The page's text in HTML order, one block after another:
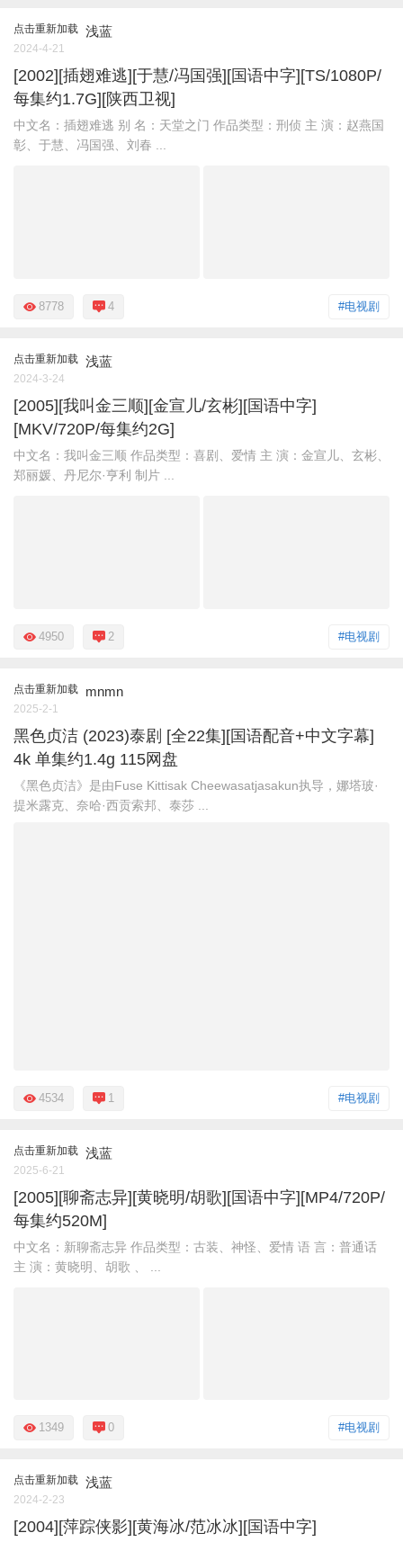
点击重新加载 浅蓝
2024-4-21
[2002][插翅难逃][于慧/冯国强][国语中字][TS/1080P/
每集约1.7G][陕西卫视]
中文名：插翅难逃 别 名：天堂之门 作品类型：刑侦 主 演：赵燕国
彰、于慧、冯国强、刘春 ...
#电视剧
8778 4
点击重新加载 浅蓝
2024-3-24
[2005][我叫金三顺][金宣儿/玄彬][国语中字]
[MKV/720P/每集约2G]
中文名：我叫金三顺 作品类型：喜剧、爱情 主 演：金宣儿、玄彬、
郑丽媛、丹尼尔·亨利 制片 ...
#电视剧
4950 2
点击重新加载 mnmn
2025-2-1
黑色贞洁 (2023)泰剧 [全22集][国语配音+中文字幕]
4k 单集约1.4g 115网盘
《黑色贞洁》是由Fuse Kittisak Cheewasatjasakun执导，娜塔玻·
提米露克、奈哈·西贡索邦、泰莎 ...
#电视剧
4534 1
点击重新加载 浅蓝
2025-6-21
[2005][聊斋志异][黄晓明/胡歌][国语中字][MP4/720P/
每集约520M]
中文名：新聊斋志异 作品类型：古装、神怪、爱情 语 言：普通话
主 演：黄晓明、胡歌 、 ...
#电视剧
1349 0
点击重新加载 浅蓝
2024-2-23
[2004][萍踪侠影][黄海冰/范冰冰][国语中字]